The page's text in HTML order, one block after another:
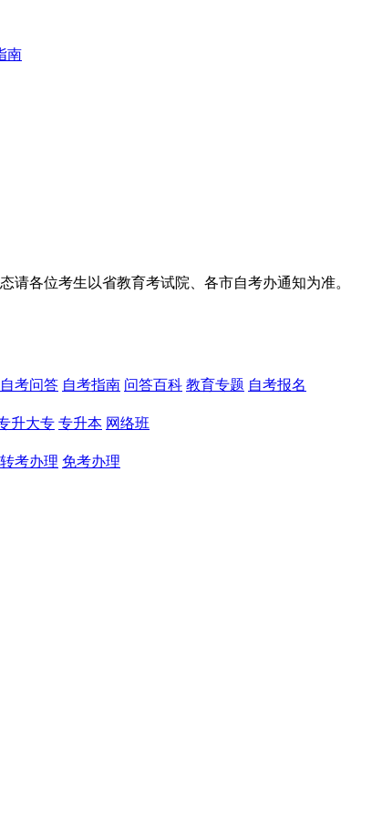
南
各位考生以省教育考试院、各市自考办通知为准。
自考问答 自考指南 问答百科 教育专题 自考报名
升大专 专升本 网络班
转考办理 免考办理